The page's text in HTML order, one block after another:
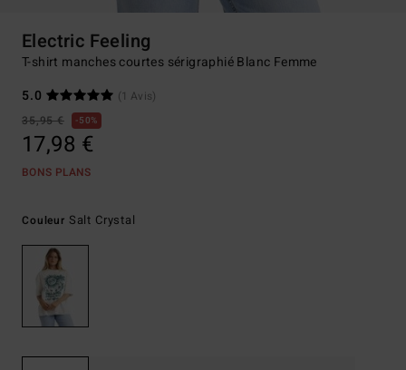
Electric Feeling
T-shirt manches courtes sérigraphié Blanc Femme
5.0
(1 Avis)
35,95 €
50%
17,98 €
BONS PLANS
Couleur Salt Crystal